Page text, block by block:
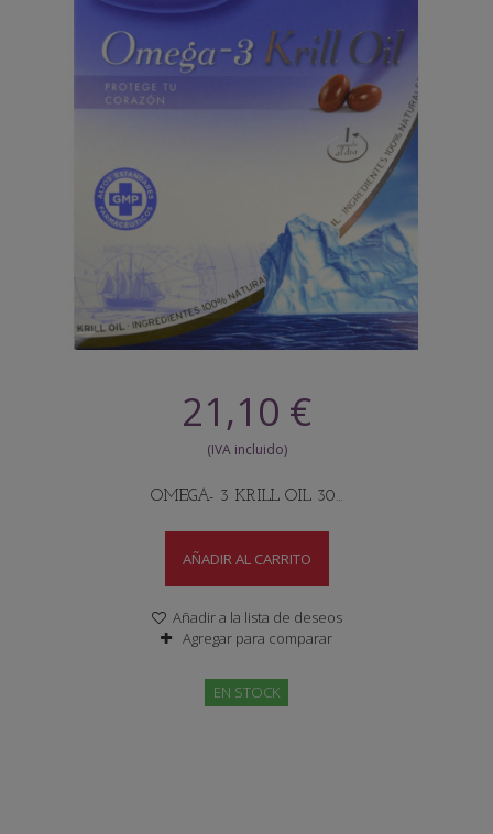
21,10 €
OMEGA- 3 KRILL OIL 30...
AÑADIR AL CARRITO
Añadir a la lista de deseos
Agregar para comparar
EN STOCK